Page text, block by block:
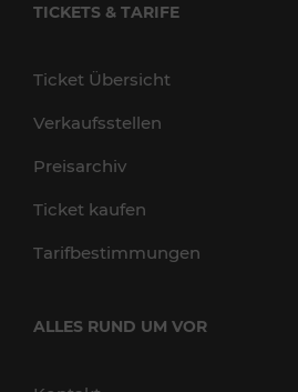
TICKETS & TARIFE
Ticket Übersicht
Verkaufsstellen
Preisarchiv
Ticket kaufen
Tarifbestimmungen
ALLES RUND UM VOR